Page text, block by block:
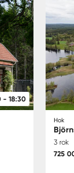
- 18:30
Hok
3 rok
725